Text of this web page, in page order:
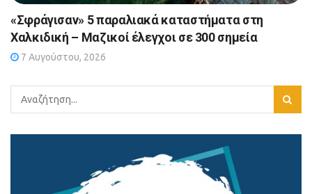
«Σφράγισαν» 5 παραλιακά καταστήματα στη
Χαλκιδική – Μαζικοί έλεγχοι σε 300 σημεία
7 Αυγούστου, 2026